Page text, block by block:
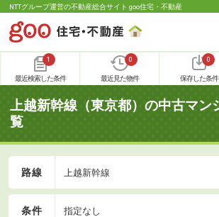
NTTグループ運営の不動産総合サイト goo住宅・不動産
1
最近検索した条件
0
最近見た物件
0
保存した条件
上越新幹線（東京都）の中古マン
覧
路線 上越新幹線
条件 指定なし